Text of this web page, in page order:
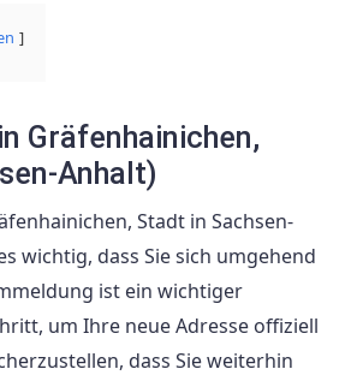
Gräfenhainichen,
Anhalt)
Stadt in Sachsen-
wichtig, dass Sie sich umgehend
ist ein wichtiger
um Ihre neue Adresse offiziell
dass Sie weiterhin